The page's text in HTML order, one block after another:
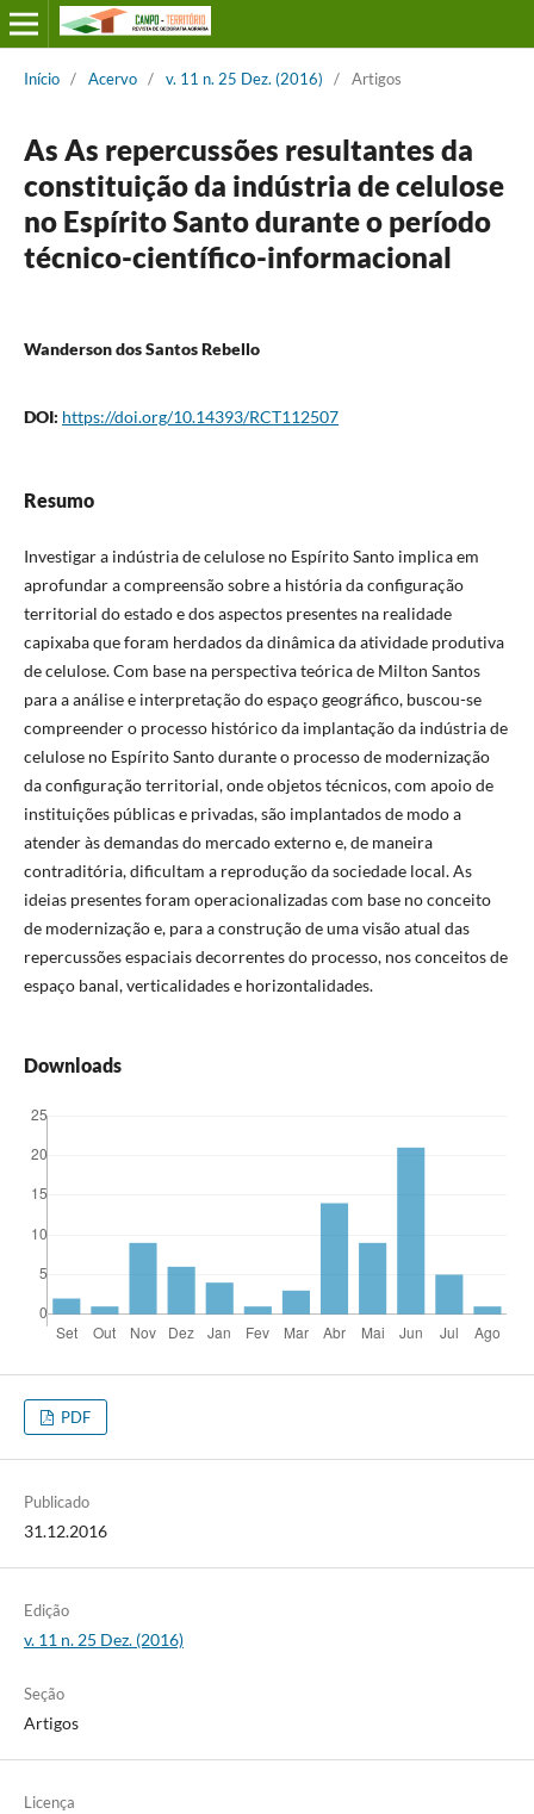
Início / Acervo / v. 11 n. 25 Dez. (2016) / Artigos
As As repercussões resultantes da
constituição da indústria de celulose
no Espírito Santo durante o período
técnico-científico-informacional
Wanderson dos Santos Rebello
DOI: https://doi.org/10.14393/RCT112507
Resumo
Investigar a indústria de celulose no Espírito Santo implica em
aprofundar a compreensão sobre a história da configuração
territorial do estado e dos aspectos presentes na realidade
capixaba que foram herdados da dinâmica da atividade produtiva
de celulose. Com base na perspectiva teórica de Milton Santos
para a análise e interpretação do espaço geográfico, buscou-se
compreender o processo histórico da implantação da indústria de
celulose no Espírito Santo durante o processo de modernização
da configuração territorial, onde objetos técnicos, com apoio de
instituições públicas e privadas, são implantados de modo a
atender às demandas do mercado externo e, de maneira
contraditória, dificultam a reprodução da sociedade local. As
ideias presentes foram operacionalizadas com base no conceito
de modernização e, para a construção de uma visão atual das
repercussões espaciais decorrentes do processo, nos conceitos de
espaço banal, verticalidades e horizontalidades.
Downloads
PDF
Publicado
31.12.2016
Edição
v. 11 n. 25 Dez. (2016)
Seção
Artigos
Licença